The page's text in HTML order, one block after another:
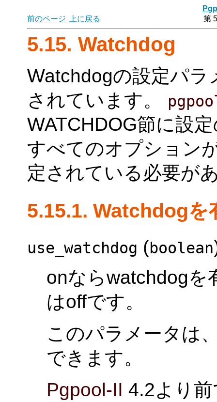
前のページ
上に戻る 第
5.15. Watchdog
Watchdogの設定パ
されています。
WATCHDOG節に設
すべてのオプション
定されている必要が
5.15.1. Watchdogを
use_watchdog (boolean
onならwatchdogを
はoffです。
このパラメータは
できます。
Pgpool-II 4.2より